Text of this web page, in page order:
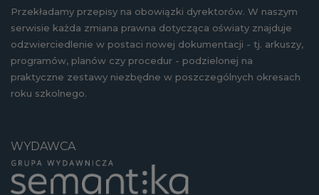
Przekładamy przepisy na obowiązki dyrektorów. W naszym
serwisie każda zmiana prawna dotycząca oświaty znajduje
odzwierciedlenie w postaci nowej dokumentacji - tj. arkuszy,
programów, planów czy procedur - podzielonej na
praktyczne zestawy niezbędne w poszczególnych okresach
roku szkolnego.
WYDAWCA